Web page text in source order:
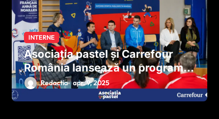
INTERNE
Asociația pastel și Carrefour
România lansează un program
național pentru dezvoltarea
sportului paralimpic
Redactia apr. 9, 2025